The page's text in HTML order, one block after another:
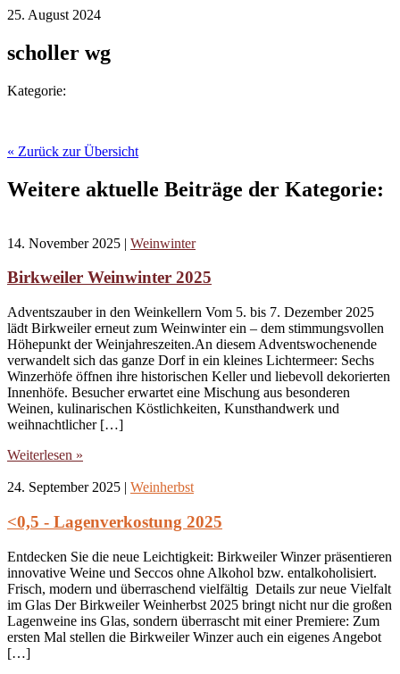
25. August 2024
scholler wg
Kategorie:
« Zurück zur Übersicht
Weitere aktuelle Beiträge der Kategorie:
14. November 2025 | Weinwinter
Birkweiler Weinwinter 2025
Adventszauber in den Weinkellern Vom 5. bis 7. Dezember 2025
lädt Birkweiler erneut zum Weinwinter ein – dem stimmungsvollen
Höhepunkt der Weinjahreszeiten.An diesem Adventswochenende
verwandelt sich das ganze Dorf in ein kleines Lichtermeer: Sechs
Winzerhöfe öffnen ihre historischen Keller und liebevoll dekorierten
Innenhöfe. Besucher erwartet eine Mischung aus besonderen
Weinen, kulinarischen Köstlichkeiten, Kunsthandwerk und
weihnachtlicher […]
Weiterlesen »
24. September 2025 | Weinherbst
<0,5 - Lagenverkostung 2025
Entdecken Sie die neue Leichtigkeit: Birkweiler Winzer präsentieren
innovative Weine und Seccos ohne Alkohol bzw. entalkoholisiert.
Frisch, modern und überraschend vielfältig Details zur neue Vielfalt
im Glas Der Birkweiler Weinherbst 2025 bringt nicht nur die großen
Lagenweine ins Glas, sondern überrascht mit einer Premiere: Zum
ersten Mal stellen die Birkweiler Winzer auch ein eigenes Angebot
[…]